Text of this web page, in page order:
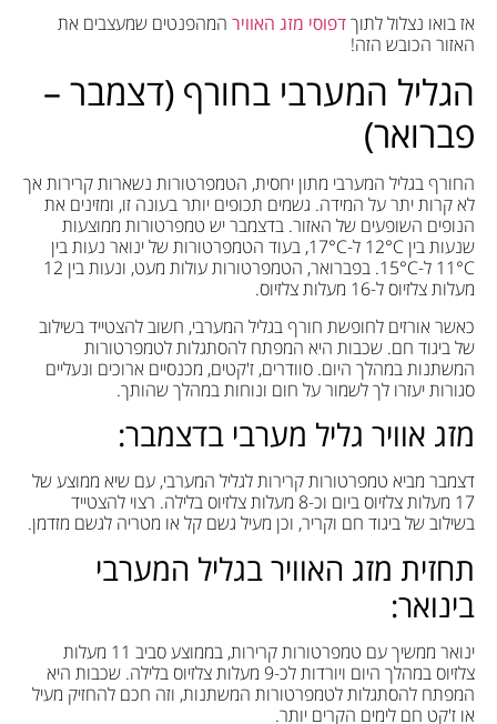
אז בואו נצלול לתוךדפוסי מזג האוויר המהפנטים שמעצבים את
האזור הכובש הזה!
הגליל המערבי בחורף (דצמבר –
פברואר)
החורף בגליל המערבי מתון יחסית, הטמפרטורות נשארות קרירות אך
לא קרות יתר על המידה. גשמים תכופים יותר בעונה זו, ומזינים את
הנופים השופעים של האזור. בדצמבר יש טמפרטורות ממוצעות
שנעות בין 12°C ל-17°C, בעוד הטמפרטורות של ינואר נעות בין
11°C ל-15°C. בפברואר, הטמפרטורות עולות מעט, ונעות בין 12
מעלות צלזיוס ל-16 מעלות צלזיוס.
כאשר אורזים לחופשת חורף בגליל המערבי, חשוב להצטייד בשילוב
של ביגוד חם. שכבות היא המפתח להסתגלות לטמפרטורות
המשתנות במהלך היום. סוודרים, ז'קטים, מכנסיים ארוכים ונעליים
סגורות יעזרו לך לשמור על חום ונוחות במהלך שהותך.
מזג אוויר גליל מערבי בדצמבר:
דצמבר מביא טמפרטורות קרירות לגליל המערבי, עם שיא ממוצע של
17 מעלות צלזיוס ביום וכ-8 מעלות צלזיוס בלילה. רצוי להצטייד
בשילוב של ביגוד חם וקריר, וכן מעיל גשם קל או מטריה לגשם מזדמן.
תחזית מזג האוויר בגליל המערבי
בינואר:
ינואר ממשיך עם טמפרטורות קרירות, בממוצע סביב 11 מעלות
צלזיוס במהלך היום ויורדות לכ-9 מעלות צלזיוס בלילה. שכבות היא
המפתח להסתגלות לטמפרטורות המשתנות, וזה חכם להחזיק מעיל
או ז'קט חם לימים הקרים יותר.